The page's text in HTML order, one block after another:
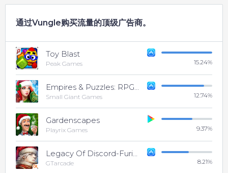
通过Vungle购买流量的顶级广告商。
15.24%
Toy Blast
Peak Games
12.74%
Small Giant Games
9.37%
Gardenscapes
Playrix Games
8.21%
GTarcade